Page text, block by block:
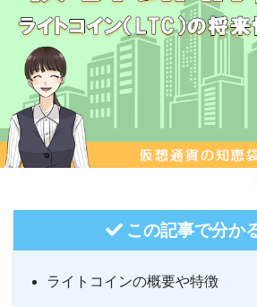
この記事で分か
ライトコインの概要や特徴